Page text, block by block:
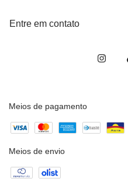
Entre em contato
Meios de pagamento
Meios de envio